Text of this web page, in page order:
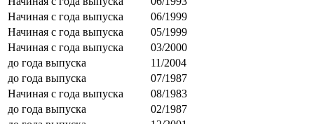
Начиная с года выпуска
06/1999
Начиная с года выпуска
05/1999
Начиная с года выпуска
03/2000
до года выпуска
11/2004
до года выпуска
07/1987
Начиная с года выпуска
08/1983
до года выпуска
02/1987